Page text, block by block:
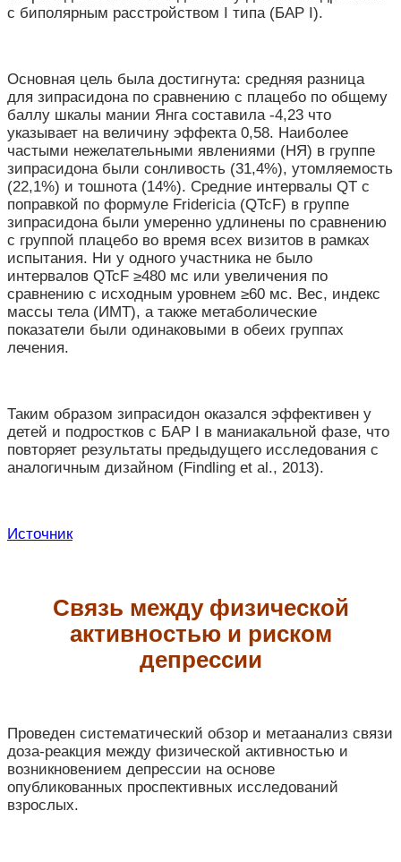
с биполярным расстройством I типа (БАР I).
Основная цель была достигнута: средняя разница
для зипрасидона по сравнению с плацебо по общему
баллу шкалы мании Янга составила -4,23 что
указывает на величину эффекта 0,58. Наиболее
частыми нежелательными явлениями (НЯ) в группе
зипрасидона были сонливость (31,4%), утомляемость
(22,1%) и тошнота (14%). Средние интервалы QT с
поправкой по формуле Fridericia (QTcF) в группе
зипрасидона были умеренно удлинены по сравнению
с группой плацебо во время всех визитов в рамках
испытания. Ни у одного участника не было
интервалов QTcF ≥480 мс или увеличения по
сравнению с исходным уровнем ≥60 мс. Вес, индекс
массы тела (ИМТ), а также метаболические
показатели были одинаковыми в обеих группах
лечения.
Таким образом зипрасидон оказался эффективен у
детей и подростков с БАР I в маниакальной фазе, что
повторяет результаты предыдущего исследования с
аналогичным дизайном (Findling et al., 2013).
Источник
Связь между физической
активностью и риском
депрессии
Проведен систематический обзор и метаанализ связи
доза-реакция между физической активностью и
возникновением депрессии на основе
опубликованных проспективных исследований
взрослых.